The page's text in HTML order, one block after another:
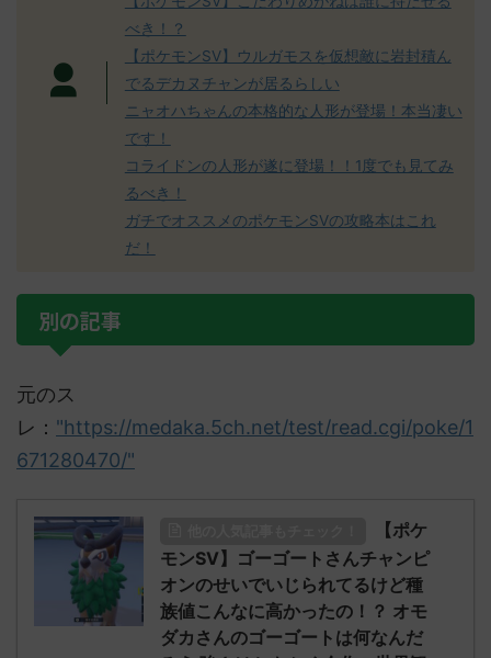
べき！？
【ポケモンSV】ウルガモスを仮想敵に岩封積ん
でるデカヌチャンが居るらしい
ニャオハちゃんの本格的な人形が登場！本当凄い
です！
コライドンの人形が遂に登場！！1度でも見てみ
るべき！
ガチでオススメのポケモンSVの攻略本はこれ
だ！
別の記事
元のス
レ： "https://medaka.5ch.net/test/read.cgi/poke/1
671280470/"
【ポケ
モンSV】ゴーゴートさんチャンピ
オンのせいでいじられてるけど種
族値こんなに高かったの！？ オモ
ダカさんのゴーゴートは何なんだ